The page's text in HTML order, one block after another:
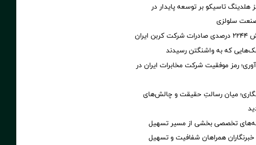
هلدینگ تاسیکو بر توسعه پایدار در
سلولزی
ایران
که به واشنگتن رسیدند
رمز موفقیت شرکت مخابرات ایران در
میان رسالتِ حقیقت و چالش‌های
تخصصی بخشی از مسیر تسهیل
همراهان شفافیت و تسهیل